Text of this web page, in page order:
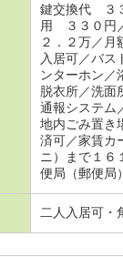
鍵交換代 ３
用 ３３０円
２．２万／
入居可／バス
ンターホン／
脱衣所／洗面
通報システム
地内ごみ置き
済可／家賃カ
ニ）まで１６
便局（郵便局
二人入居可・